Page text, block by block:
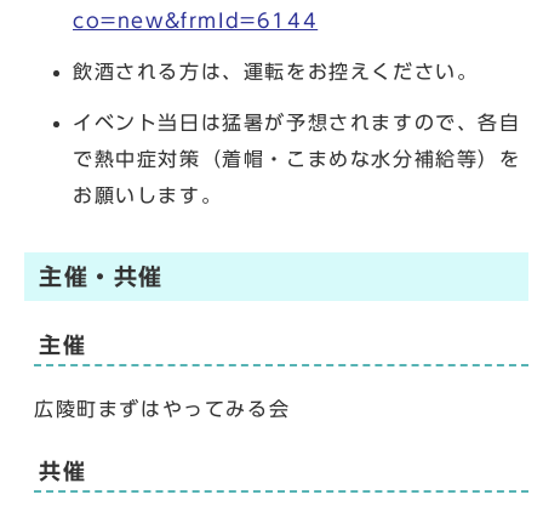
co=new&frmId=6144
飲酒される方は、運転をお控えください。
イベント当日は猛暑が予想されますので、各自
で熱中症対策（着帽・こまめな水分補給等）を
お願いします。
主催・共催
主催
広陵町まずはやってみる会
共催